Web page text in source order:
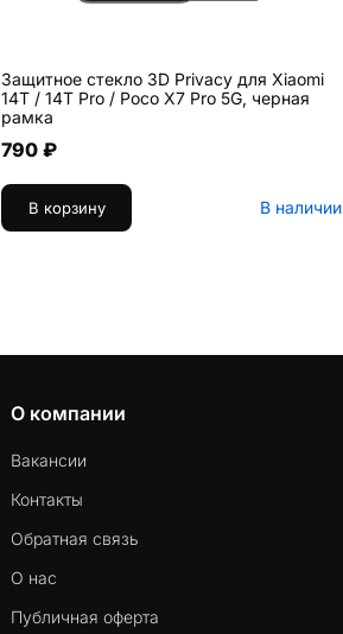
Защитное стекло 3D Privacy для Xiaomi
14T / 14T Pro / Poco X7 Pro 5G, черная
рамка
790 ₽
В корзину В наличии
О компании
Вакансии
Контакты
Обратная связь
О нас
Публичная оферта